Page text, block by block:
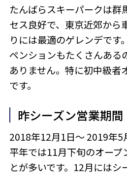
たんばらスキーパークは群
セス良好で、東京近郊から
りには最適のゲレンデです。
ペンションもたくさんある
ありません。特に初中級者
です。
昨シーズン営業期間
2018年12月1日～ 2019年5
平年では11月下旬のオープ
とが多いです。12月にはシ